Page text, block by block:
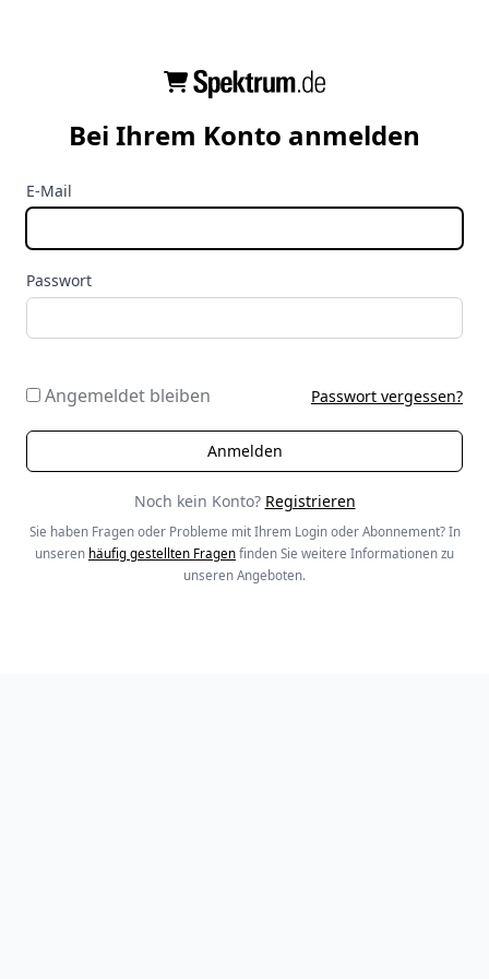
Bei Ihrem Konto anmelden
E-Mail
Passwort
Angemeldet bleiben Passwort vergessen?
Noch kein Konto? Registrieren
Sie haben Fragen oder Probleme mit Ihrem Login oder Abonnement? In
unseren häufig gestellten Fragen finden Sie weitere Informationen zu
unseren Angeboten.